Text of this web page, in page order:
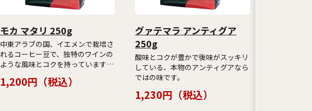
モカ マタリ 250g
中東アラブの国、イエメンで栽培さ
れるコーヒー豆で、独特のワインの
ような風味とコクを持っています。
ーヒー豆ですが、日本国内では根強
1,200円（税込）
グァテマラ アンティグア
250g
酸味とコクが豊かで後味がスッキリ
している、本物のアンティグアなら
ではの味です。
1,230円（税込）